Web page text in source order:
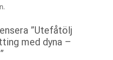
”Utefåtölj
med dyna –